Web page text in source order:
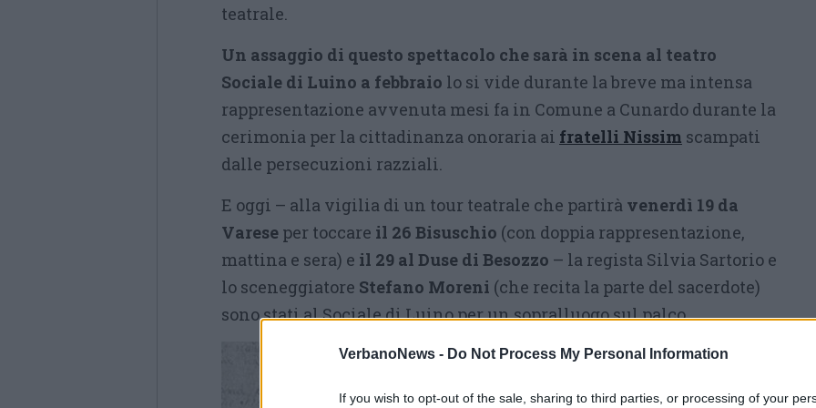
VerbanoNews - Do Not Process My Personal Information
If you wish to opt-out of the sale, sharing to third parties, or processing of your
teatrale.
Un assaggio di questo spettacolo che sarà in scena al teatro
Sociale di Luino a febbraio lo si vide durante la breve ma intensa
rappresentazione avvenuta mesi fa in Comune a Cunardo durante la
cerimonia per la cittadinanza onoraria ai fratelli Nissim scampati
dalle persecuzioni razziali.
E oggi – alla vigilia di un tour teatrale che partirà venerdì 19 da
Varese per toccare il 26 Bisuschio (con doppia rappresentazione,
mattina e sera) e il 29 al Duse di Besozzo – la regista Silvia Sartorio e
lo sceneggiatore Stefano Moreni (che recita la parte del sacerdote)
sono stati al Sociale di Luino per un sopralluogo sul palco.